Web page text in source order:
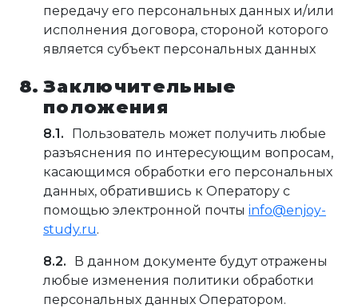
передачу его персональных данных и/или
исполнения договора, стороной которого
является субъект персональных данных
Заключительные
положения
Пользователь может получить любые
разъяснения по интересующим вопросам,
касающимся обработки его персональных
данных, обратившись к Оператору с
помощью электронной почты info@enjoy-
study.ru.
В данном документе будут отражены
любые изменения политики обработки
персональных данных Оператором.